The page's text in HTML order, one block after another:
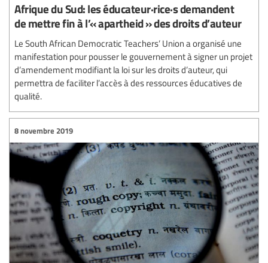
Afrique du Sud: les éducateur·rice·s demandent
de mettre fin à l’« apartheid » des droits d’auteur
Le South African Democratic Teachers’ Union a organisé une
manifestation pour pousser le gouvernement à signer un projet
d’amendement modifiant la loi sur les droits d’auteur, qui
permettra de faciliter l’accès à des ressources éducatives de
qualité.
8 novembre 2019